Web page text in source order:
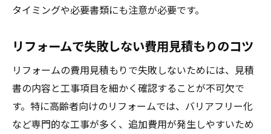
タイミングや必要書類にも注意が必要です。
リフォームで失敗しない費用見積もりのコツ
リフォームの費用見積もりで失敗しないためには、見積
書の内容と工事項目を細かく確認することが不可欠で
す。特に高齢者向けのリフォームでは、バリアフリー化
など専門的な工事が多く、追加費用が発生しやすいため